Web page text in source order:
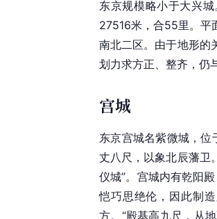
东京规模略小于大兴
27516米，合55里。平
南北二区。由于地形的
划力求方正、整齐，仍
宫城
东京宫城名紫微城，位
丈八尺，以象北辰藩卫
仪城”。宫城内有乾阳
恺巧思绝伦，因此制
方。“殿基高九尺，从